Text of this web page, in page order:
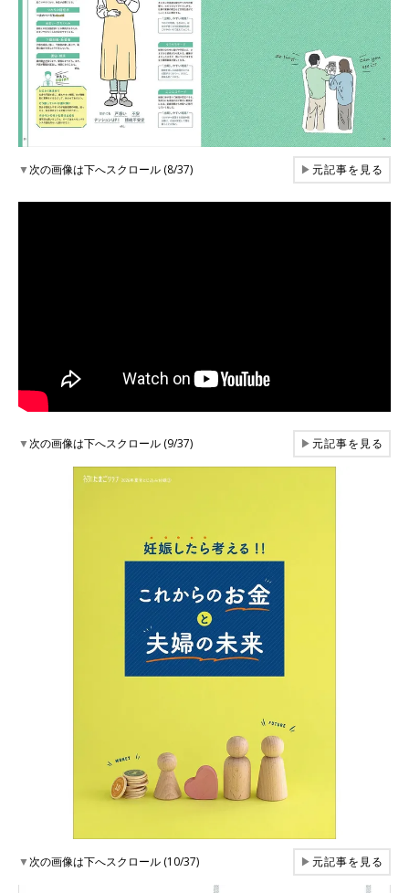
▼次の画像は下へスクロール (8/37) ▶元記事を見る
▼次の画像は下へスクロール (9/37) ▶元記事を見る
▼次の画像は下へスクロール (10/37) ▶元記事を見る